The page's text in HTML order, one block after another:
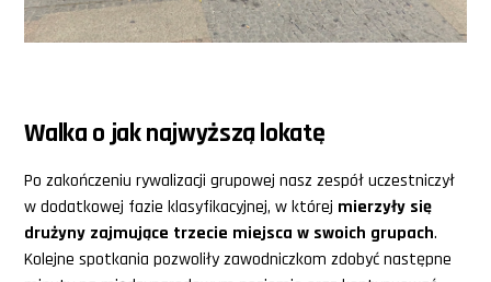
Walka o jak najwyższą lokatę
Po zakończeniu rywalizacji grupowej nasz zespół uczestniczył
w dodatkowej fazie klasyfikacyjnej, w której mierzyły się
drużyny zajmujące trzecie miejsca w swoich grupach.
Kolejne spotkania pozwoliły zawodniczkom zdobyć następne